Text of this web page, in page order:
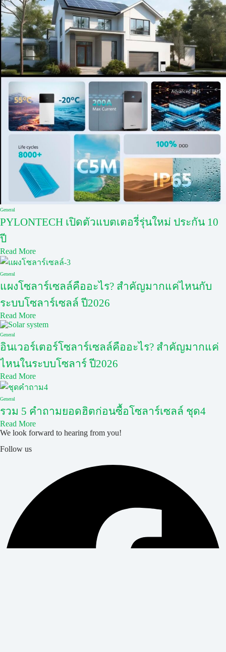
General
PYLONTECH เปิดตัวแบตเตอรี่รุ่นใหม่ ประกัน 10
ปี
Read More
General
แผงโซลาร์เซลล์คืออะไร? สำคัญมากแค่ไหนกับ
ระบบโซลาร์เซลล์ ปี2026
Read More
General
อินเวอร์เตอร์โซลาร์เซลล์คืออะไร? สำคัญมากแค่
ไหนในระบบโซลาร์ ปี2026
Read More
General
รวม 5 คำถามยอดฮิตก่อนซื้อโซลาร์เซลล์ ชุด4
Read More
We look forward to hearing from you!
Follow us